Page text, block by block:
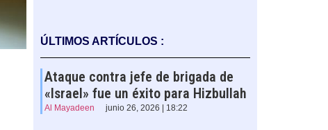
ÚLTIMOS ARTÍCULOS :
Ataque contra jefe de brigada de
«Israel» fue un éxito para Hizbullah
Al Mayadeen junio 26, 2026 | 18:22